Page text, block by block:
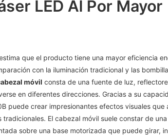
LED Al Por Mayor
que el producto tiene una mayor eficiencia
con la iluminación tradicional y las
móvil consta de una fuente de luz,
en diferentes direcciones. Gracias a su
puede crear impresionantes efectos visuales que
tradicionales. El cabezal móvil suele constar de
sobre una base motorizada que puede girar,